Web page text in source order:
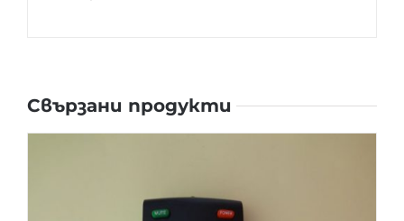
Свързани продукти